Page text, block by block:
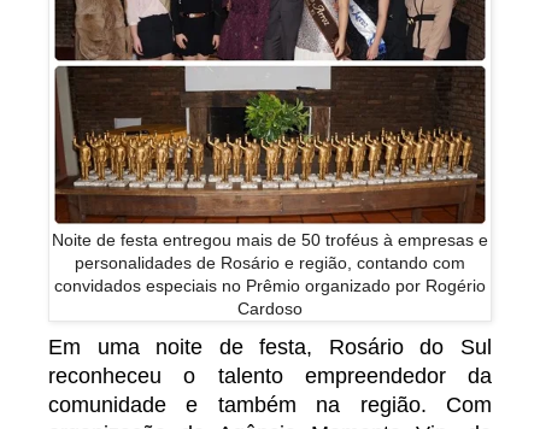
Noite de festa entregou mais de 50 troféus à empresas e
personalidades de Rosário e região, contando com
convidados especiais no Prêmio organizado por Rogério
Cardoso
Em uma noite de festa, Rosário do Sul
reconheceu o talento empreendedor da
comunidade e também na região. Com